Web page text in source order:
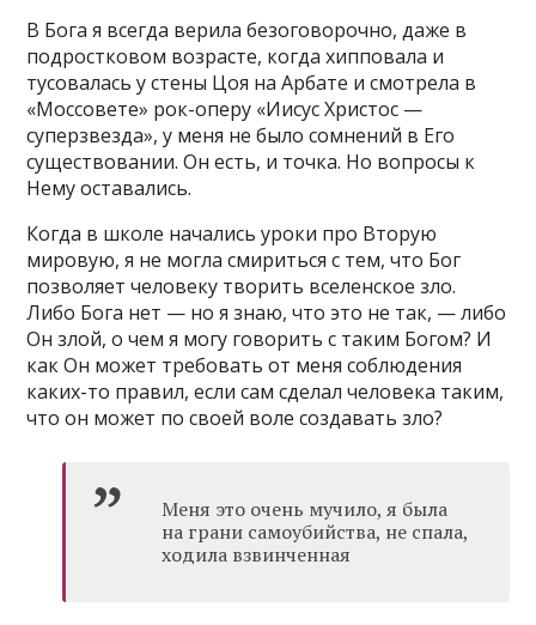
В Бога я всегда верила безоговорочно, даже в
подростковом возрасте, когда хипповала и
тусовалась у стены Цоя на Арбате и смотрела в
«Моссовете» рок-оперу «Иисус Христос —
суперзвезда», у меня не было сомнений в Его
существовании. Он есть, и точка. Но вопросы к
Нему оставались.
Когда в школе начались уроки про Вторую
мировую, я не могла смириться с тем, что Бог
позволяет человеку творить вселенское зло.
Либо Бога нет — но я знаю, что это не так, — либо
Он злой, о чем я могу говорить с таким Богом? И
как Он может требовать от меня соблюдения
каких-то правил, если сам сделал человека таким,
что он может по своей воле создавать зло?
Меня это очень мучило, я была
на грани самоубийства, не спала,
ходила взвинченная